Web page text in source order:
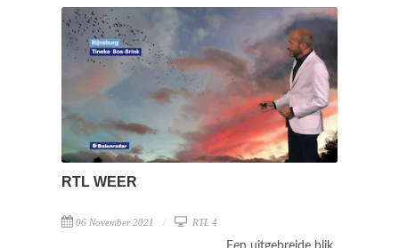
RTL WEER
06 November 2021 RTL 4